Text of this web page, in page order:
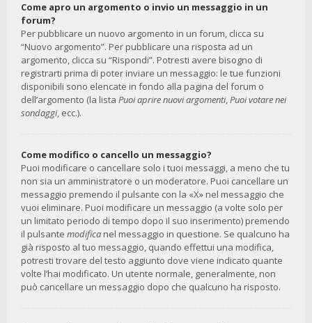
Come apro un argomento o invio un messaggio in un
forum?
Per pubblicare un nuovo argomento in un forum, clicca su
“Nuovo argomento”. Per pubblicare una risposta ad un
argomento, clicca su “Rispondi”. Potresti avere bisogno di
registrarti prima di poter inviare un messaggio: le tue funzioni
disponibili sono elencate in fondo alla pagina del forum o
dell’argomento (la lista Puoi aprire nuovi argomenti,Puoi votare nei
sondaggi, ecc.).
Come modifico o cancello un messaggio?
Puoi modificare o cancellare solo i tuoi messaggi, a meno che tu
non sia un amministratore o un moderatore. Puoi cancellare un
messaggio premendo il pulsante con la «X» nel messaggio che
vuoi eliminare. Puoi modificare un messaggio (a volte solo per
un limitato periodo di tempo dopo il suo inserimento) premendo
il pulsante modifica nel messaggio in questione. Se qualcuno ha
già risposto al tuo messaggio, quando effettui una modifica,
potresti trovare del testo aggiunto dove viene indicato quante
volte l’hai modificato. Un utente normale, generalmente, non
può cancellare un messaggio dopo che qualcuno ha risposto.